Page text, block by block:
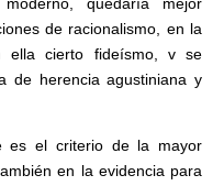
de racionalismo, en la
ella cierto fideísmo, v se
de herencia agustiniana y
es el criterio de la mayor
en la evidencia para